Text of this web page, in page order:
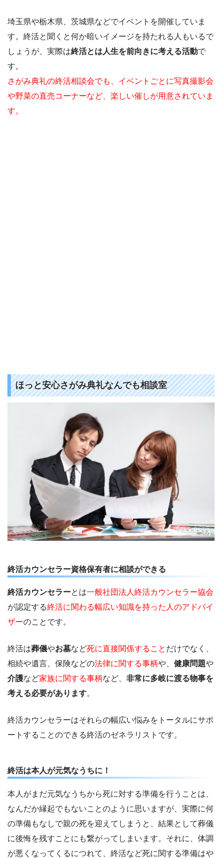
埼玉県や栃木県、茨城県などでイベントを開催していま
す。終活と聞くと何か暗いイメージを持たれる人もいるで
しょうが、実際は終活とは人生を前向きに考える活動で
す。
さがみ典礼の終活相談会でも、イベントごとに写真撮影会
や野菜の直売コーナーなど、楽しい催しが用意されていま
す。
ほっと安心さがみ典礼なんでも相談室
終活カウンセラー資格保有者に相談ができる
終活カウンセラーとは一般社団法人終活カウンセラー協会
が認定する終活に関わる幅広い知識を持った人のアドバイ
ザーのことです。
終活は葬儀やお墓など死に直接関係すること だけでなく、
相続や遺言、保険などの法律に関する事柄や、 健康問題や
介護など家族に関する事柄など、 非常に多岐に渡る物事を
考える必要があります。
終活カウンセラーはそれらの幅広い悩みをトータルにサポ
ートすることのできる終活のゼネラリストです。
終活は本人が元気なうちに！
本人がまだ元気なうちから死に対する準備を行うことは、
なんだか縁起でもないことのように思いますが、実際に何
の準備もなしで親の死を迎えてしまうと、結果として葬儀
に後悔を残すことにも繋がってしまいます。それに、体調
が悪くなってくるにつれて、終活など死に関する準備はや